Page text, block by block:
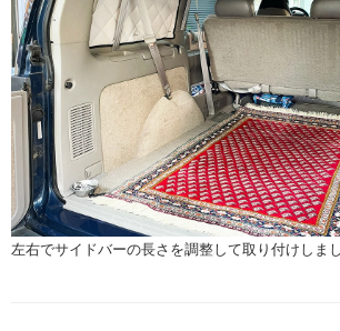
左右でサイドバーの長さを調整して取り付けしまし